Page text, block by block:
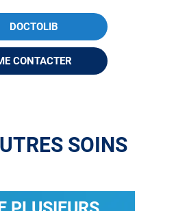
DOCTOLIB
CONTACTER
SOINS